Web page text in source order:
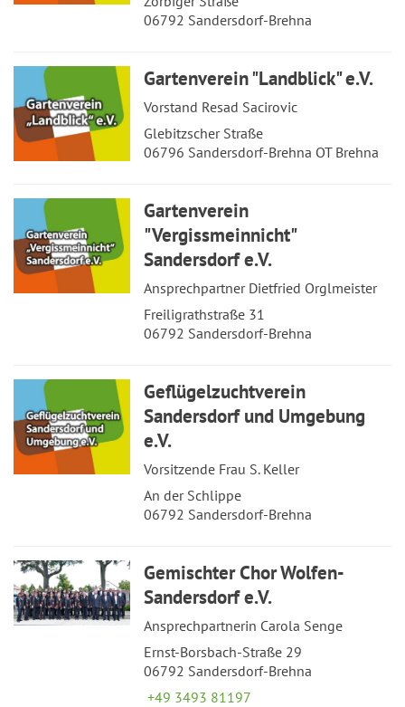
06792 Sandersdorf-Brehna
Gartenverein "Landblick" e.V.
Vorstand Resad Sacirovic
Glebitzscher Straße
06796 Sandersdorf-Brehna OT Brehna
Gartenverein
"Vergissmeinnicht"
Sandersdorf e.V.
Ansprechpartner Dietfried Orglmeister
Freiligrathstraße 31
06792 Sandersdorf-Brehna
Geflügelzuchtverein
Sandersdorf und Umgebung
e.V.
Vorsitzende Frau S. Keller
An der Schlippe
06792 Sandersdorf-Brehna
Gemischter Chor Wolfen-
Sandersdorf e.V.
Ansprechpartnerin Carola Senge
Ernst-Borsbach-Straße 29
06792 Sandersdorf-Brehna
+49 3493 81197